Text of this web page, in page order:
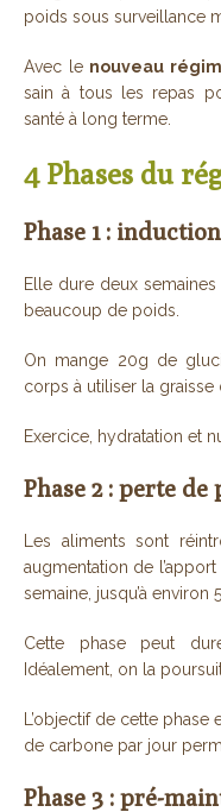
poids sous surveillance
Avec le nouveau
sain à tous les repas
santé à long terme.
4 Phases du
Phase 1 : induction
Elle dure deux
beaucoup de poids.
On mange 20g de
corps à utiliser la graisse
Exercice, hydratation et
Phase 2 : perte
Les aliments sont
augmentation de
semaine, jusqu’à environ
Cette phase peut
Idéalement, on la
L’objectif de cette
de carbone par jour
Phase 3 : pré-